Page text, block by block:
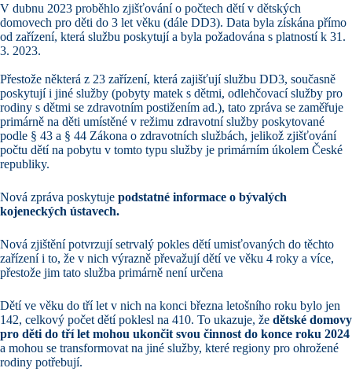
V dubnu 2023 proběhlo zjišťování o počtech dětí v dětských
domovech pro děti do 3 let věku (dále DD3). Data byla získána přímo
od zařízení, která službu poskytují a byla požadována s platností k 31.
3. 2023.
Přestože některá z 23 zařízení, která zajišťují službu DD3, současně
poskytují i jiné služby (pobyty matek s dětmi, odlehčovací služby pro
rodiny s dětmi se zdravotním postižením ad.), tato zpráva se zaměřuje
primárně na děti umístěné v režimu zdravotní služby poskytované
podle § 43 a § 44 Zákona o zdravotních službách, jelikož zjišťování
počtu dětí na pobytu v tomto typu služby je primárním úkolem České
republiky.
Nová zpráva poskytuje podstatné informace o bývalých
kojeneckých ústavech.
Nová zjištění potvrzují setrvalý pokles dětí umisťovaných do těchto
zařízení i to, že v nich výrazně převažují dětí ve věku 4 roky a více,
přestože jim tato služba primárně není určena
Dětí ve věku do tří let v nich na konci března letošního roku bylo jen
142, celkový počet dětí poklesl na 410. To ukazuje, že dětské domovy
pro děti do tří let mohou ukončit svou činnost do konce roku 2024
a mohou se transformovat na jiné služby, které regiony pro ohrožené
rodiny potřebují.